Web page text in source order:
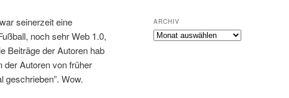
seinerzeit eine
noch sehr Web 1.0,
Beiträge der Autoren hab
der Autoren von früher
geschrieben”. Wow.
ARCHIV
Archiv